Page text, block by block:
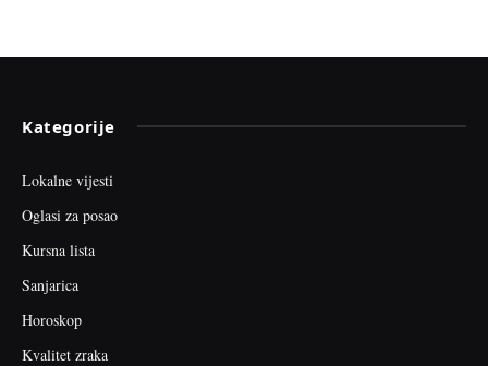
Kategorije
Lokalne vijesti
Oglasi za posao
Kursna lista
Sanjarica
Horoskop
Kvalitet zraka